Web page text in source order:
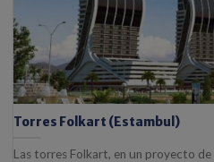
Torres Folkart (Estambul)
Las torres Folkart, en un proyecto